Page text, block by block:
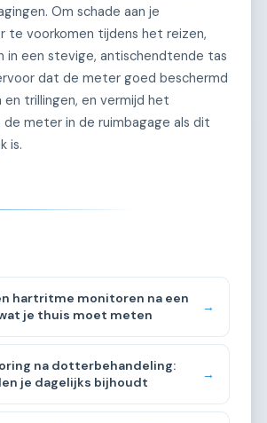
Om schade aan je
te voorkomen tijdens het reizen,
in een stevige, antischendtende tas
dat de meter goed beschermd
trillingen, en vermijd het
de meter in de ruimbagage als dit
is.
hartritme monitoren na een
je thuis moet meten
→
na dotterbehandeling:
je dagelijks bijhoudt
→